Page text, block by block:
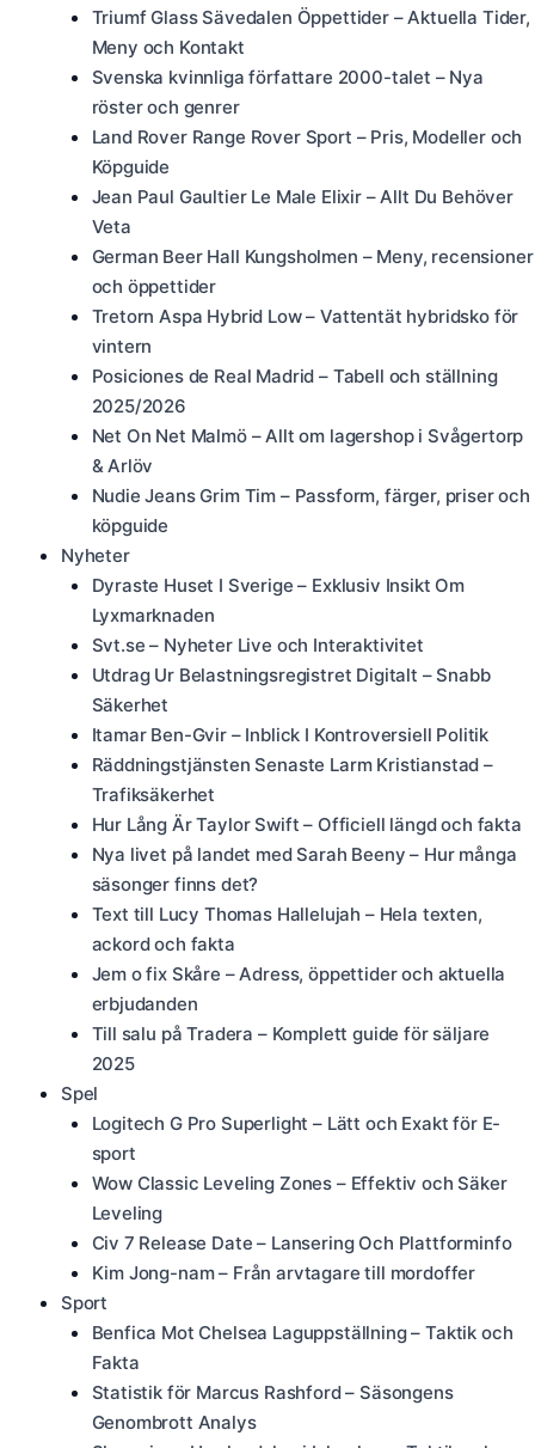
Triumf Glass Sävedalen Öppettider – Aktuella Tider,
Meny och Kontakt
Svenska kvinnliga författare 2000-talet – Nya
röster och genrer
Land Rover Range Rover Sport – Pris, Modeller och
Köpguide
Jean Paul Gaultier Le Male Elixir – Allt Du Behöver
Veta
German Beer Hall Kungsholmen – Meny, recensioner
och öppettider
Tretorn Aspa Hybrid Low – Vattentät hybridsko för
vintern
Posiciones de Real Madrid – Tabell och ställning
2025/2026
Net On Net Malmö – Allt om lagershop i Svågertorp
& Arlöv
Nudie Jeans Grim Tim – Passform, färger, priser och
köpguide
Nyheter
Dyraste Huset I Sverige – Exklusiv Insikt Om
Lyxmarknaden
Svt.se – Nyheter Live och Interaktivitet
Utdrag Ur Belastningsregistret Digitalt – Snabb
Säkerhet
Itamar Ben-Gvir – Inblick I Kontroversiell Politik
Räddningstjänsten Senaste Larm Kristianstad –
Trafiksäkerhet
Hur Lång Är Taylor Swift – Officiell längd och fakta
Nya livet på landet med Sarah Beeny – Hur många
säsonger finns det?
Text till Lucy Thomas Hallelujah – Hela texten,
ackord och fakta
Jem o fix Skåre – Adress, öppettider och aktuella
erbjudanden
Till salu på Tradera – Komplett guide för säljare
2025
Spel
Logitech G Pro Superlight – Lätt och Exakt för E-
sport
Wow Classic Leveling Zones – Effektiv och Säker
Leveling
Civ 7 Release Date – Lansering Och Plattforminfo
Kim Jong-nam – Från arvtagare till mordoffer
Sport
Benfica Mot Chelsea Laguppställning – Taktik och
Fakta
Statistik för Marcus Rashford – Säsongens
Genombrott Analys